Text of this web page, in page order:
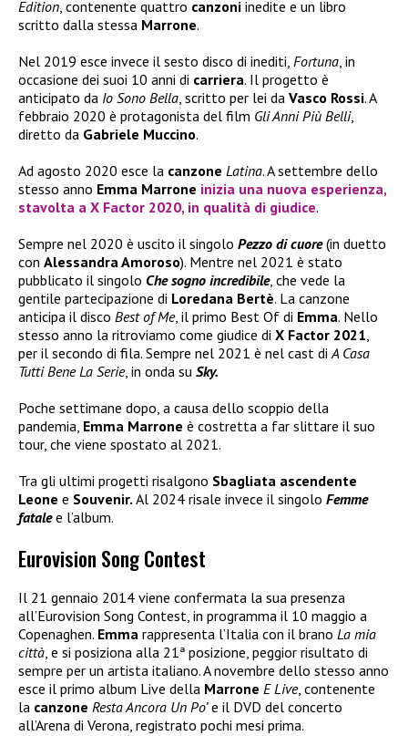
Edition , contenente quattro canzoni inedite e un libro
scritto dalla stessa Marrone.
Nel 2019 esce invece il sesto disco di inediti, Fortuna , in
occasione dei suoi 10 anni di carriera. Il progetto è
anticipato da Io Sono Bella , scritto per lei da Vasco Rossi. A
febbraio 2020 è protagonista del film Gli Anni Più Belli,
diretto da Gabriele Muccino.
Ad agosto 2020 esce la canzone Latina. A settembre dello
stesso anno Emma Marrone inizia una nuova esperienza,
stavolta a X Factor 2020, in qualità di giudice.
Sempre nel 2020 è uscito il singolo Pezzo di cuore(in duetto
con Alessandra Amoroso). Mentre nel 2021 è stato
pubblicato il singolo Che sogno incredibile, che vede la
gentile partecipazione di Loredana Bertè. La canzone
anticipa il disco Best of Me, il primo Best Of di Emma. Nello
stesso anno la ritroviamo come giudice di X Factor 2021
per il secondo di fila. Sempre nel 2021 è nel cast di A Casa
Tutti Bene La Serie, in onda su Sky.
Poche settimane dopo, a causa dello scoppio della
pandemia, Emma Marrone è costretta a far slittare il suo
tour, che viene spostato al 2021.
Tra gli ultimi progetti risalgono Sbagliata ascendente
Leone e Souvenir. Al 2024 risale invece il singolo Femme
fatalee l’album.
Eurovision Song Contest
Il 21 gennaio 2014 viene confermata la sua presenza
all’Eurovision Song Contest, in programma il 10 maggio a
Copenaghen. Emma rappresenta l’Italia con il brano La mia
città, e si posiziona alla 21ª posizione, peggior risultato di
sempre per un artista italiano. A novembre dello stesso anno
esce il primo album Live della Marrone E Live, contenente
la canzone Resta Ancora Un Po’e il DVD del concerto
all’Arena di Verona, registrato pochi mesi prima.